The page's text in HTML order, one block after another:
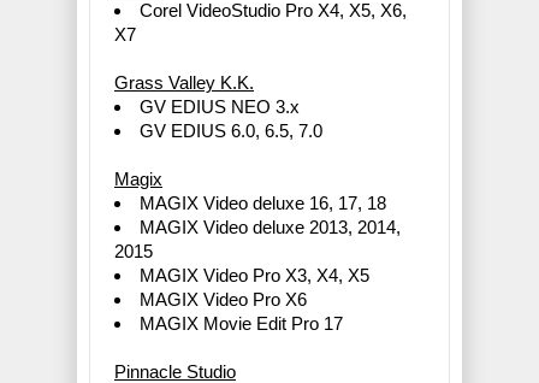
Corel VideoStudio Pro X4, X5, X6,
X7
Grass Valley K.K.
GV EDIUS NEO 3.x
GV EDIUS 6.0, 6.5, 7.0
Magix
MAGIX Video deluxe 16, 17, 18
MAGIX Video deluxe 2013, 2014,
2015
MAGIX Video Pro X3, X4, X5
MAGIX Video Pro X6
MAGIX Movie Edit Pro 17
Pinnacle Studio